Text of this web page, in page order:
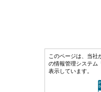
このページは、当社
の情報管理システム
表示しています。